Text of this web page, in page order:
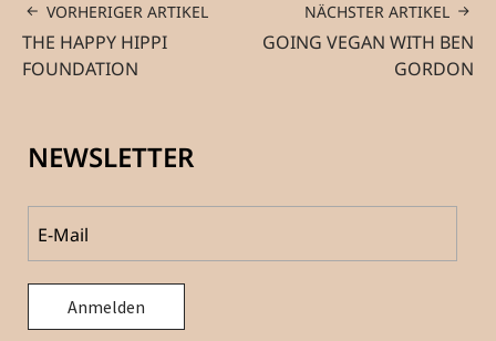
VORHERIGER ARTIKEL
THE HAPPY HIPPI
FOUNDATION
NÄCHSTER ARTIKEL
GOING VEGAN WITH BEN
GORDON
NEWSLETTER